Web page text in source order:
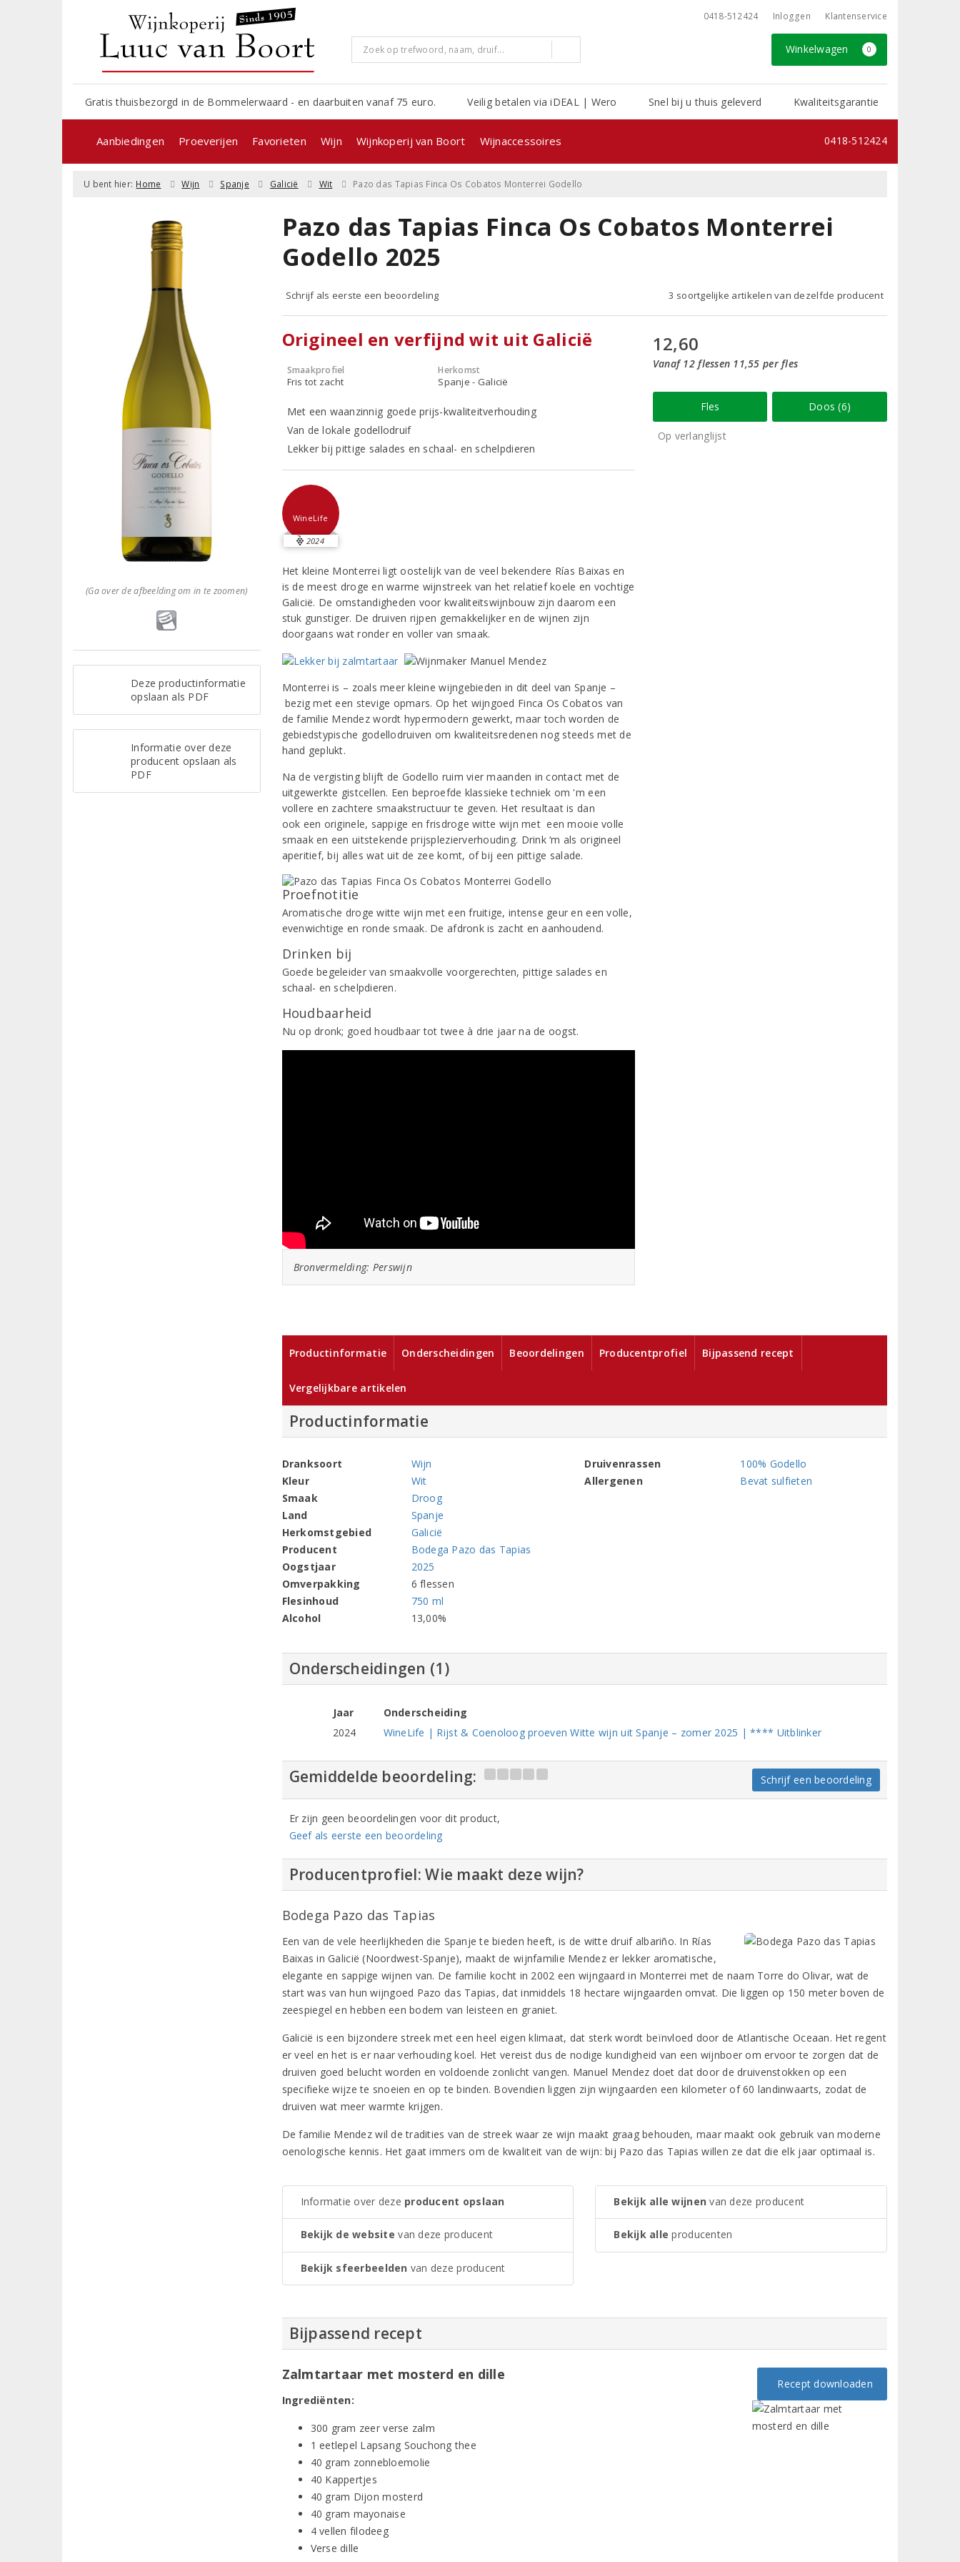
0418-512424 Inloggen Klantenservice
Winkelwagen 0
Gratis thuisbezorgd in de Bommelerwaard - en daarbuiten vanaf 75 euro. Veilig betalen via iDEAL | Wero Snel bij u thuis geleverd Kwaliteitsgarantie
Aanbiedingen Proeverijen Favorieten Wijn Wijnkoperij van Boort Wijnaccessoires 0418-512424
U bent hier: Home Wijn Spanje Galicië Wit Pazo das Tapias Finca Os Cobatos Monterrei Godello
(Ga over de afbeelding om in te zoomen)
Deze productinformatie
opslaan als PDF
Informatie over deze
producent opslaan als
PDF
Pazo das Tapias Finca Os Cobatos Monterrei
Godello 2025
Schrijf als eerste een beoordeling 3 soortgelijke artikelen van dezelfde producent
Origineel en verfijnd wit uit Galicië
Smaakprofiel
Fris tot zacht
Herkomst
Spanje - Galicië
Met een waanzinnig goede prijs-kwaliteitverhouding
Van de lokale godellodruif
Lekker bij pittige salades en schaal- en schelpdieren
WineLife
2024
Het kleine Monterrei ligt oostelijk van de veel bekendere Rías Baixas en
is de meest droge en warme wijnstreek van het relatief koele en vochtige
Galicië. De omstandigheden voor kwaliteitswijnbouw zijn daarom een
stuk gunstiger. De druiven rijpen gemakkelijker en de wijnen zijn
doorgaans wat ronder en voller van smaak.
Monterrei is – zoals meer kleine wijngebieden in dit deel van Spanje –
bezig met een stevige opmars. Op het wijngoed Finca Os Cobatos van
de familie Mendez wordt hypermodern gewerkt, maar toch worden de
gebiedstypische godellodruiven om kwaliteitsredenen nog steeds met de
hand geplukt.
Na de vergisting blijft de Godello ruim vier maanden in contact met de
uitgewerkte gistcellen. Een beproefde klassieke techniek om 'm een
vollere en zachtere smaakstructuur te geven. Het resultaat is dan
ook een originele, sappige en frisdroge witte wijn met een mooie volle
smaak en een uitstekende prijsplezierverhouding. Drink ‘m als origineel
aperitief, bij alles wat uit de zee komt, of bij een pittige salade.
Proefnotitie
Aromatische droge witte wijn met een fruitige, intense geur en een volle,
evenwichtige en ronde smaak. De afdronk is zacht en aanhoudend.
Drinken bij
Goede begeleider van smaakvolle voorgerechten, pittige salades en
schaal- en schelpdieren.
Houdbaarheid
Nu op dronk; goed houdbaar tot twee à drie jaar na de oogst.
Bronvermelding: Perswijn
12,60
Vanaf 12 flessen 11,55 per fles
Fles Doos (6)
Op verlanglijst
Productinformatie Onderscheidingen Beoordelingen Producentprofiel Bijpassend recept
Vergelijkbare artikelen
Productinformatie
Dranksoort
Wijn
Kleur
Wit
Smaak
Droog
Land
Spanje
Herkomstgebied
Galicië
Producent
Bodega Pazo das Tapias
Oogstjaar
2025
Omverpakking
6 flessen
Flesinhoud
750 ml
Alcohol
13,00%
Druivenrassen
100% Godello
Allergenen
Bevat sulfieten
Onderscheidingen (1)
Jaar
Onderscheiding
2024
WineLife | Rijst & Coenoloog proeven Witte wijn uit Spanje – zomer 2025 | **** Uitblinker
Gemiddelde beoordeling: Schrijf een beoordeling
Er zijn geen beoordelingen voor dit product,
Geef als eerste een beoordeling
Producentprofiel: Wie maakt deze wijn?
Bodega Pazo das Tapias
Een van de vele heerlijkheden die Spanje te bieden heeft, is de witte druif albariño. In Rías
Baixas in Galicië (Noordwest-Spanje), maakt de wijnfamilie Mendez er lekker aromatische,
elegante en sappige wijnen van. De familie kocht in 2002 een wijngaard in Monterrei met de naam Torre do Olivar, wat de
start was van hun wijngoed Pazo das Tapias, dat inmiddels 18 hectare wijngaarden omvat. Die liggen op 150 meter boven de
zeespiegel en hebben een bodem van leisteen en graniet.
Galicië is een bijzondere streek met een heel eigen klimaat, dat sterk wordt beïnvloed door de Atlantische Oceaan. Het regent
er veel en het is er naar verhouding koel. Het vereist dus de nodige kundigheid van een wijnboer om ervoor te zorgen dat de
druiven goed belucht worden en voldoende zonlicht vangen. Manuel Mendez doet dat door de druivenstokken op een
specifieke wijze te snoeien en op te binden. Bovendien liggen zijn wijngaarden een kilometer of 60 landinwaarts, zodat de
druiven wat meer warmte krijgen.
De familie Mendez wil de tradities van de streek waar ze wijn maakt graag behouden, maar maakt ook gebruik van moderne
oenologische kennis. Het gaat immers om de kwaliteit van de wijn: bij Pazo das Tapias willen ze dat die elk jaar optimaal is.
Informatie over deze producent opslaan
Bekijk de website van deze producent
Bekijk sfeerbeelden van deze producent
Bekijk alle wijnen van deze producent
Bekijk alle producenten
Bijpassend recept
Zalmtartaar met mosterd en dille
Ingrediënten:
300 gram zeer verse zalm
1 eetlepel Lapsang Souchong thee
40 gram zonnebloemolie
40 Kappertjes
40 gram Dijon mosterd
40 gram mayonaise
4 vellen filodeeg
Verse dille
Recept downloaden